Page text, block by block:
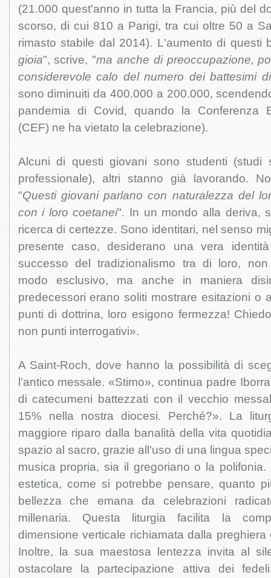
(21.000 quest'anno in tutta la Francia, più del
scorso, di cui 810 a Parigi, tra cui oltre 50 a
rimasto stabile dal 2014). L'aumento di questi
gioia", scrive, "ma anche di preoccupazione,
considerevole calo del numero dei battesimi
sono diminuiti da 400.000 a 200.000,
pandemia di Covid, quando la Conferenza
(CEF) ne ha vietato la celebrazione).
Alcuni di questi giovani sono studenti (studi
professionale), altri stanno già lavorando.
"Questi giovani parlano con naturalezza del
con i loro coetanei". In un mondo alla deriva,
ricerca di certezze. Sono identitari, nel senso
presente caso, desiderano una vera
successo del tradizionalismo tra di loro,
modo esclusivo, ma anche in maniera
predecessori erano soliti mostrare esitazioni o
punti di dottrina, loro esigono fermezza!
non punti interrogativi».
A Saint-Roch, dove hanno la possibilità di
l’antico messale. «Stimo», continua padre
di catecumeni battezzati con il vecchio
15% nella nostra diocesi. Perché?». La
maggiore riparo dalla banalità della vita
spazio al sacro, grazie all'uso di una lingua
musica propria, sia il gregoriano o la
estetica, come si potrebbe pensare, quanto
bellezza che emana da celebrazioni
millenaria. Questa liturgia facilita la
dimensione verticale richiamata dalla preghiera
Inoltre, la sua maestosa lentezza invita al
ostacolare la partecipazione attiva dei